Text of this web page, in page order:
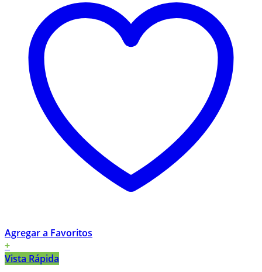
Agregar a Favoritos
+
Vista Rápida